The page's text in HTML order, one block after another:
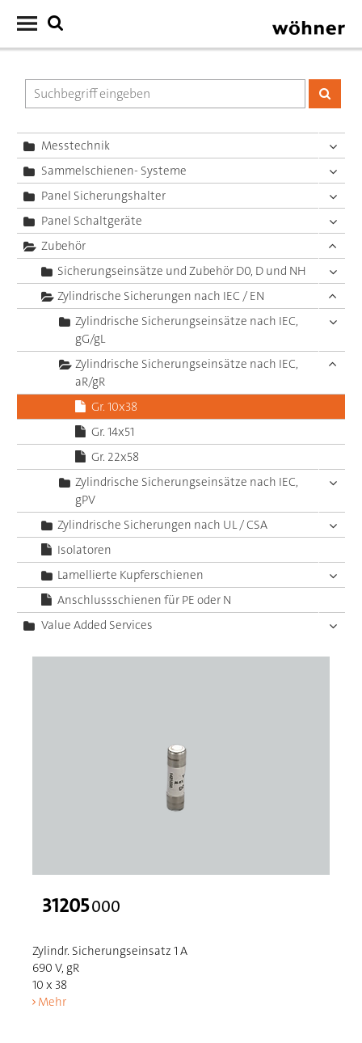
Messtechnik
Sammelschienen- Systeme
Panel Sicherungshalter
Panel Schaltgeräte
Zubehör
Sicherungseinsätze und Zubehör D0, D und NH
Zylindrische Sicherungen nach IEC / EN
Zylindrische Sicherungseinsätze nach IEC,
gG/gL
Zylindrische Sicherungseinsätze nach IEC,
aR/gR
Gr. 10x38
Gr. 14x51
Gr. 22x58
Zylindrische Sicherungseinsätze nach IEC,
gPV
Zylindrische Sicherungen nach UL / CSA
Isolatoren
Lamellierte Kupferschienen
Anschlussschienen für PE oder N
Value Added Services
31205000
Zylindr. Sicherungseinsatz 1 A
690 V, gR
10 x 38
Mehr